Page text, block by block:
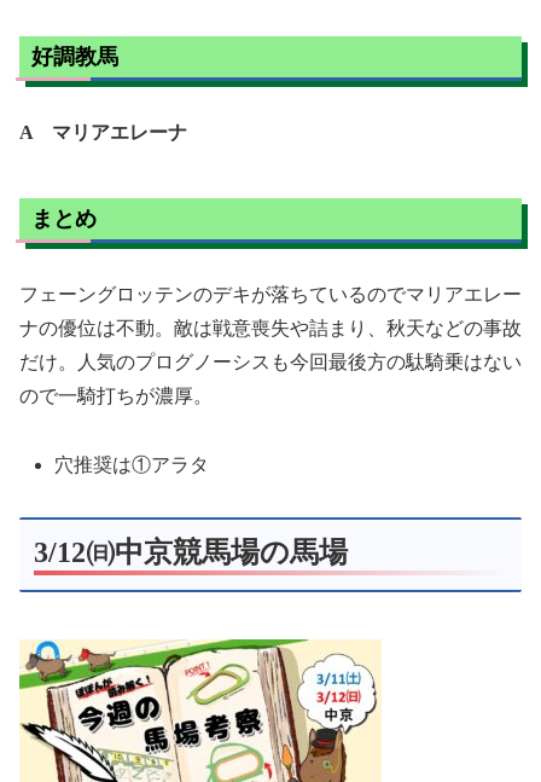
好調教馬
A マリアエレーナ
まとめ
フェーングロッテンのデキが落ちているのでマリアエレー
ナの優位は不動。敵は戦意喪失や詰まり、秋天などの事故
だけ。人気のプログノーシスも今回最後方の駄騎乗はない
ので一騎打ちが濃厚。
穴推奨は①アラタ
3/12㈰中京競馬場の馬場